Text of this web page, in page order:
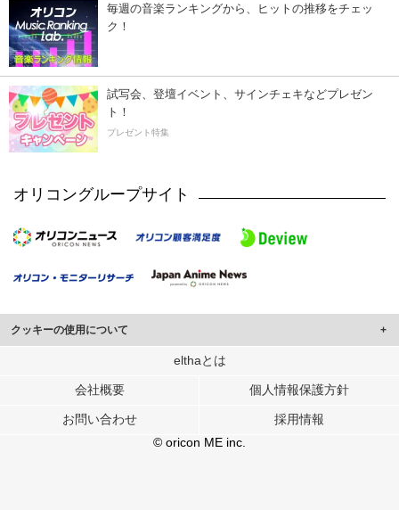
毎週の音楽ランキングから、ヒットの推移をチェッ
ク！
試写会、登壇イベント、サインチェキなどプレゼン
ト！
プレゼント特集
オリコングループサイト
クッキーの使用について
このサイトでは Cookie を使用して、ユーザーに合わせたコンテンツや広告の
行っています。
メディアや広告配信、データ解析の各パートナーに提供しています。
各パートナーは、この情報とユーザーが各パートナーに提供した他の情報や、
ユーザーが各パートナーのサービスを使用したときに収集した他の情報を組み
elthaとは
会社概要 個人情報保護方針
お問い合わせ
採用情報
© oricon ME inc.